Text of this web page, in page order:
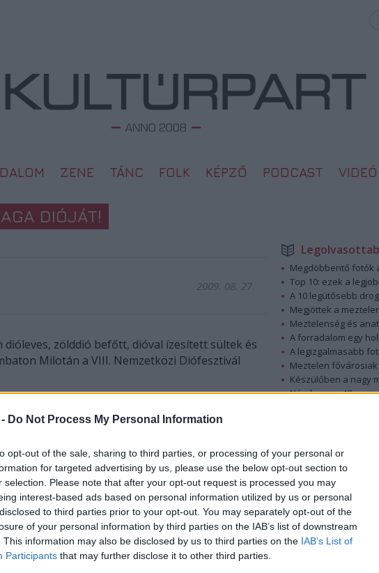
Do Not Process My Personal Information
opt-out of the sale, sharing to third parties, or processing of your personal or
for targeted advertising by us, please use the below opt-out section to
selection. Please note that after your opt-out request is processed you may
interest-based ads based on personal information utilized by us or personal
to third parties prior to your opt-out. You may separately opt-out of the
of your personal information by third parties on the IAB’s list of downstream
This information may also be disclosed by us to third parties on the IAB’s List of
Participants that may further disclose it to other third parties.
ZENE TÁNC FOLK KÉPZŐ PODCAST VIDEÓ
DIÓJÁT!
2009. 08. 27.
zölddió befőtt, dióval ízesített sültek és
Milotán a VIII. Nemzetközi Diófesztivál
szomszédos Romániából, Szlovákiából és
elkészítik és kínálják az ottani diós ételeket,
italokat - közölte Klapka György, a Szabolcs-
Szatmár-Bereg megyei település polgármestere
csütörtökön.
A diólevest a még nyers, éppen hullani kezdő
gyümölcsből készítik a szatmári tájegységben. A
Megdöbbentő fotók
Top 10: ezek a
A 10 legütősebb
Megjöttek a
Meztelenség és
A forradalom egy
A legizgalmasabb
Meztelen fővárosiak
Készülőben a nagy
Nézd meg a 48-as